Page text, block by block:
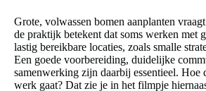
Grote, volwassen bomen aanplanten
de praktijk betekent dat soms werken met
lastig bereikbare locaties, zoals smalle
Een goede voorbereiding, duidelijke
samenwerking zijn daarbij essentieel. Hoe
werk gaat? Dat zie je in het filmpje